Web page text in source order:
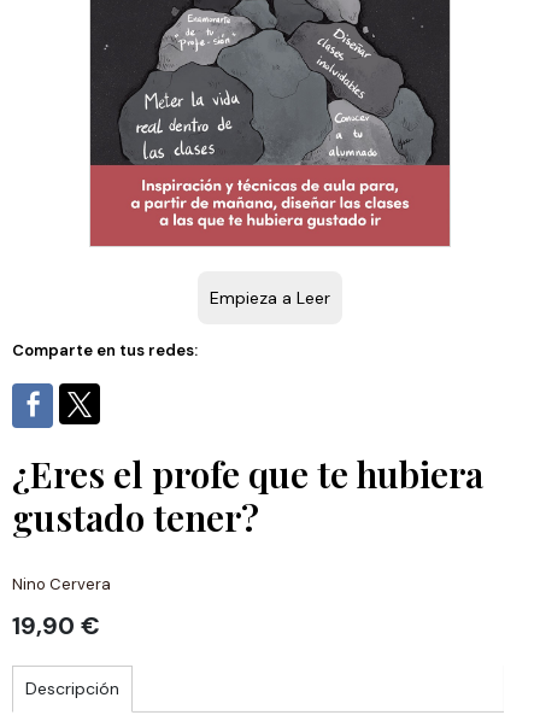
Empieza a Leer
Comparte en tus redes:
¿Eres el profe que te hubiera
gustado tener?
Nino Cervera
19,90 €
Descripción